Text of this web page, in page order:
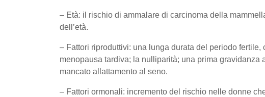
– Età: il rischio di ammalare di carcinoma della
dell’età.
– Fattori riproduttivi: una lunga durata del periodo fertile,
menopausa tardiva; la nulliparità; una prima gravidanza
mancato allattamento al seno.
– Fattori ormonali: incremento del rischio nelle donne